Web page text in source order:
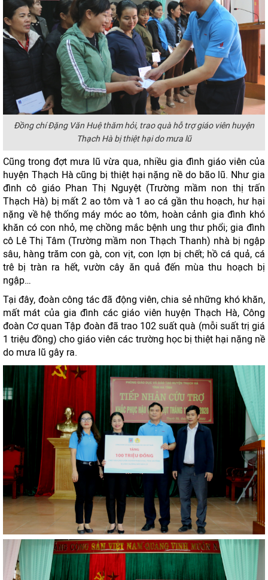
Đồng chí Đặng Văn Huệ thăm hỏi, trao quà hỗ trợ giáo viên huyện
Thạch Hà bị thiệt hại do mưa lũ
Cũng trong đợt mưa lũ vừa qua, nhiều gia đình giáo viên của
huyện Thạch Hà cũng bị thiệt hại nặng nề do bão lũ. Như gia
đình cô giáo Phan Thị Nguyệt (Trường mầm non thị trấn
Thạch Hà) bị mất 2 ao tôm và 1 ao cá gần thu hoạch, hư hại
nặng về hệ thống máy móc ao tôm, hoàn cảnh gia đình khó
khăn có con nhỏ, mẹ chồng mắc bệnh ung thư phổi; gia đình
cô Lê Thị Tâm (Trường mầm non Thạch Thanh) nhà bị ngập
sâu, hàng trăm con gà, con vịt, con lợn bị chết; hồ cá quả, cá
trê bị tràn ra hết, vườn cây ăn quả đến mùa thu hoạch bị
ngập…
Tại đây, đoàn công tác đã động viên, chia sẻ những khó khăn,
mất mát của gia đình các giáo viên huyện Thạch Hà, Công
đoàn Cơ quan Tập đoàn đã trao 102 suất quà (mỗi suất trị giá
1 triệu đồng) cho giáo viên các trường học bị thiệt hại nặng nề
do mưa lũ gây ra.